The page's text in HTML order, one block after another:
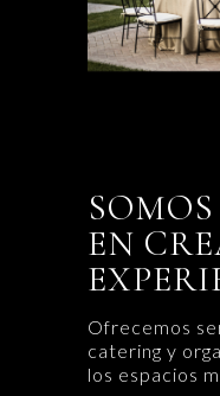
EN
Ofrecemos
catering y
los espacios